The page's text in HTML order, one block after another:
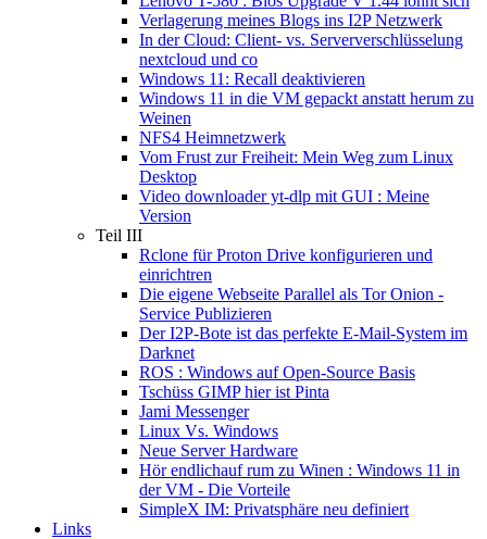
Verlagerung meines Blogs ins I2P Netzwerk
In der Cloud: Client- vs. Serververschlüsselung
nextcloud und co
Windows 11: Recall deaktivieren
Windows 11 in die VM gepackt anstatt herum zu
Weinen
NFS4 Heimnetzwerk
Vom Frust zur Freiheit: Mein Weg zum Linux
Desktop
Video downloader yt-dlp mit GUI : Meine
Version
Teil III
Rclone für Proton Drive konfigurieren und
einrichtren
Die eigene Webseite Parallel als Tor Onion -
Service Publizieren
Der I2P-Bote ist das perfekte E-Mail-System im
Darknet
ROS : Windows auf Open-Source Basis
Tschüss GIMP hier ist Pinta
Jami Messenger
Linux Vs. Windows
Neue Server Hardware
Hör endlichauf rum zu Winen : Windows 11 in
der VM - Die Vorteile
SimpleX IM: Privatsphäre neu definiert
Links